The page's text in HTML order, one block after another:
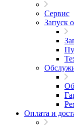
Сервис
Запуск
Оплата и